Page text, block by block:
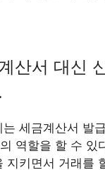
산서 대신
는 세금계산서 발
역할을 할 수 있
지키면서 거래를